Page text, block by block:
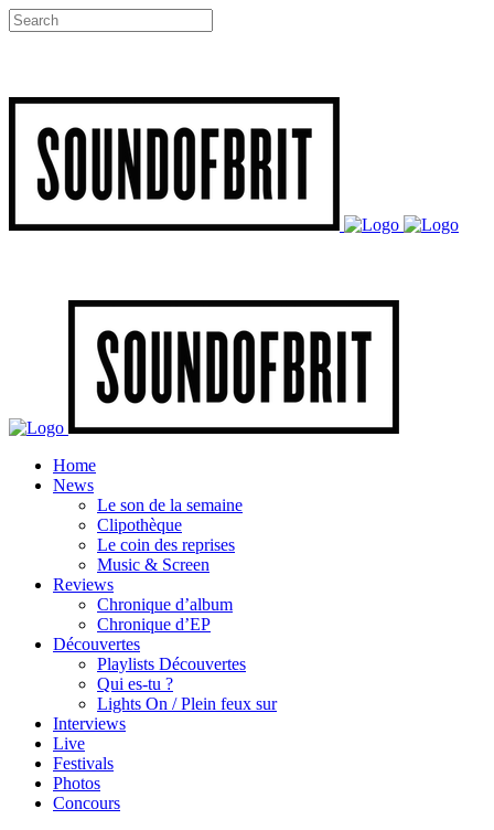
Home
News
Le son de la semaine
Clipothèque
Le coin des reprises
Music & Screen
Reviews
Chronique d’album
Chronique d’EP
Découvertes
Playlists Découvertes
Qui es-tu ?
Lights On / Plein feux sur
Interviews
Live
Festivals
Photos
Concours